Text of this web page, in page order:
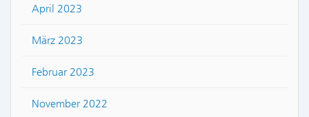
April 2023
März 2023
Februar 2023
November 2022